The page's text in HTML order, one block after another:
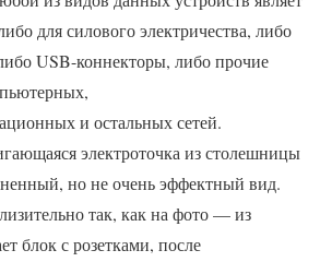
для силового электричества, либо
USB-коннекторы, либо прочие
и остальных сетей.
электроточка из столешницы
но не очень эффектный вид.
так, как на фото — из
блок с розетками, после